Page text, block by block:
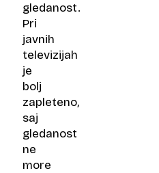
gledanost.
Pri
javnih
televizijah
je
bolj
zapleteno,
saj
gledanost
ne
more